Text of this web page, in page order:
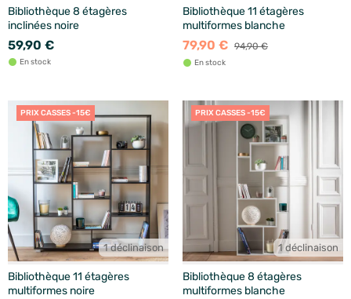
Bibliothèque 8 étagères
inclinées noire
59,90 €
En stock
Bibliothèque 11 étagères
multiformes blanche
79,90 € 94,90 €
En stock
PRIX CASSES -15€
1 déclinaison
Bibliothèque 11 étagères
multiformes noire
PRIX CASSES -15€
1 déclinaison
Bibliothèque 8 étagères
multiformes blanche